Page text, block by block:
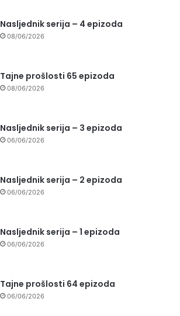
Nasljednik serija – 4 epizoda
08/06/2026
Tajne prošlosti 65 epizoda
08/06/2026
Nasljednik serija – 3 epizoda
06/06/2026
Nasljednik serija – 2 epizoda
06/06/2026
Nasljednik serija – 1 epizoda
06/06/2026
Tajne prošlosti 64 epizoda
06/06/2026